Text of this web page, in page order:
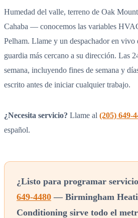
Humedad del valle, terreno de Oak
Cahaba — conocemos las variables
Pelham. Llame y un despachador en
guardia más cercano a su dirección. Las
semana, incluyendo fines de semana y
escrito antes de iniciar cualquier trabajo.
¿Necesita servicio? Llame al (205) 649-
español.
¿Listo para programar
649-4480 — Birmingham
Conditioning sirve todo el